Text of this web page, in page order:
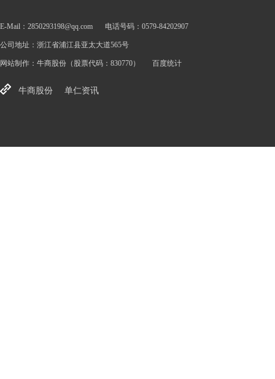
E-Mail：2850293198@qq.com 电话号码：0579-84202907
公司地址：浙江省浦江县亚太大道565号
网站制作： 牛商股份 （股票代码：830770） 百度统计
牛商股份 单仁资讯